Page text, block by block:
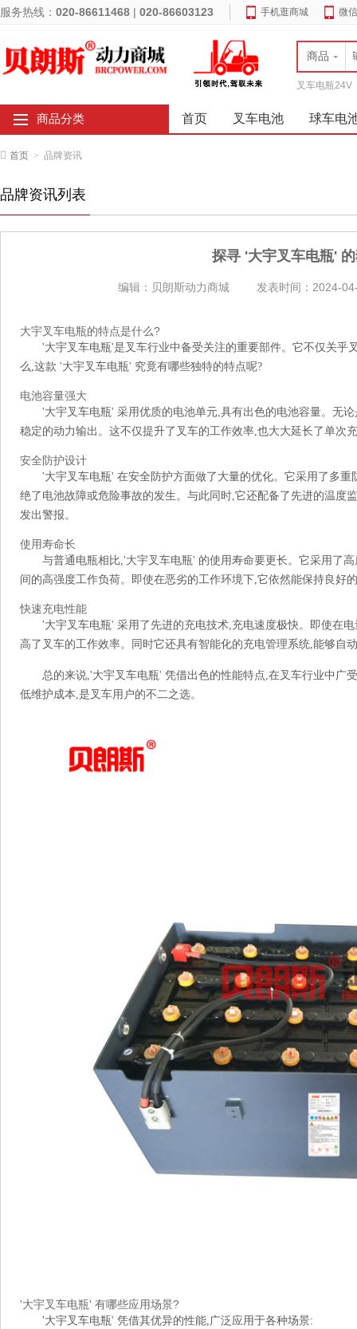
服务热线： 020-86611468 | 020-86603123 手机逛商城 微
商品
叉车电瓶24V
商品分类 首页 叉车电池 球车电
首页 > 品牌资讯
品牌资讯列表
探寻 '大宇叉车电瓶'
编辑：贝朗斯动力商城 发表时间：2024-
大宇叉车电瓶的特点是什么?
'大宇叉车电瓶'是叉车行业中备受关注的重要部件。它不仅关乎
么,这款 '大宇叉车电瓶' 究竟有哪些独特的特点呢?
电池容量强大
'大宇叉车电瓶' 采用优质的电池单元,具有出色的电池容量。无
稳定的动力输出。这不仅提升了叉车的工作效率,也大大延长了单次
安全防护设计
'大宇叉车电瓶' 在安全防护方面做了大量的优化。它采用了多
绝了电池故障或危险事故的发生。与此同时,它还配备了先进的温度
发出警报。
使用寿命长
与普通电瓶相比,'大宇叉车电瓶' 的使用寿命要更长。它采用了
间的高强度工作负荷。即使在恶劣的工作环境下,它依然能保持良好
快速充电性能
'大宇叉车电瓶' 采用了先进的充电技术,充电速度极快。即使在
高了叉车的工作效率。同时它还具有智能化的充电管理系统,能够自
总的来说,'大宇叉车电瓶' 凭借出色的性能特点,在叉车行业中广
低维护成本,是叉车用户的不二之选。
'大宇叉车电瓶' 有哪些应用场景?
'大宇叉车电瓶' 凭借其优异的性能,广泛应用于各种场景: